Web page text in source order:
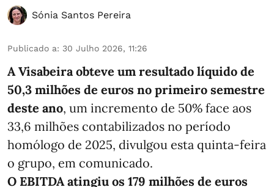
Sónia Santos Pereira
Publicado a: 30 Julho 2026, 11:26
A Visabeira obteve um resultado líquido de
50,3 milhões de euros no primeiro semestre
deste ano, um incremento de 50% face aos
33,6 milhões contabilizados no período
homólogo de 2025, divulgou esta quinta-feira
o grupo, em comunicado.
O EBITDA atingiu os 179 milhões de euros